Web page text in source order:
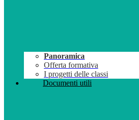
Panoramica
Offerta formativa
I progetti delle classi
Documenti utili